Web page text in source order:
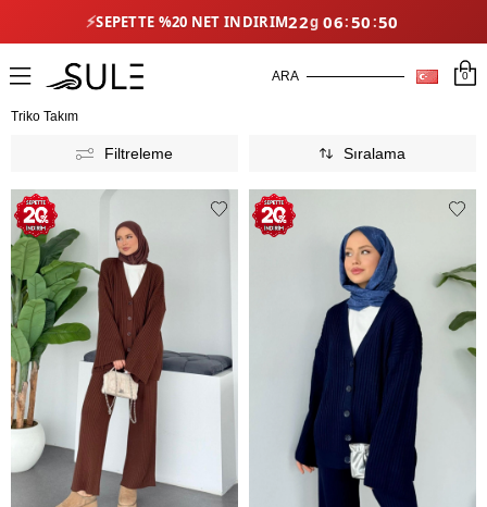
⚡SEPETTE %20 NET İNDIRIM22 06 50 47
0
Triko Takım
Filtreleme Sıralama